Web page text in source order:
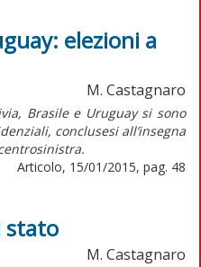
elezioni a
M. Castagnaro
Brasile e Uruguay si sono
conclusesi all’insegna
Articolo, 15/01/2015, pag. 48
stato
M. Castagnaro